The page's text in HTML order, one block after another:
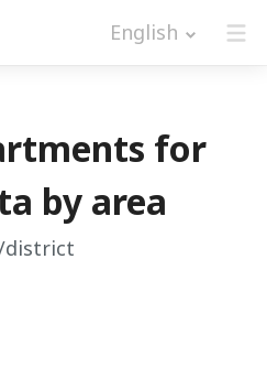
English
for
by area
district